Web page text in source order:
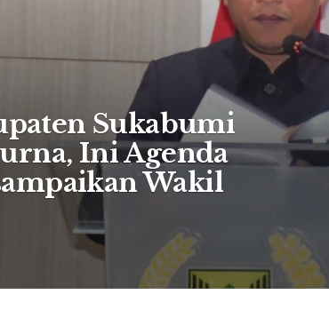
Sukabumi
Ini Agenda
Wakil